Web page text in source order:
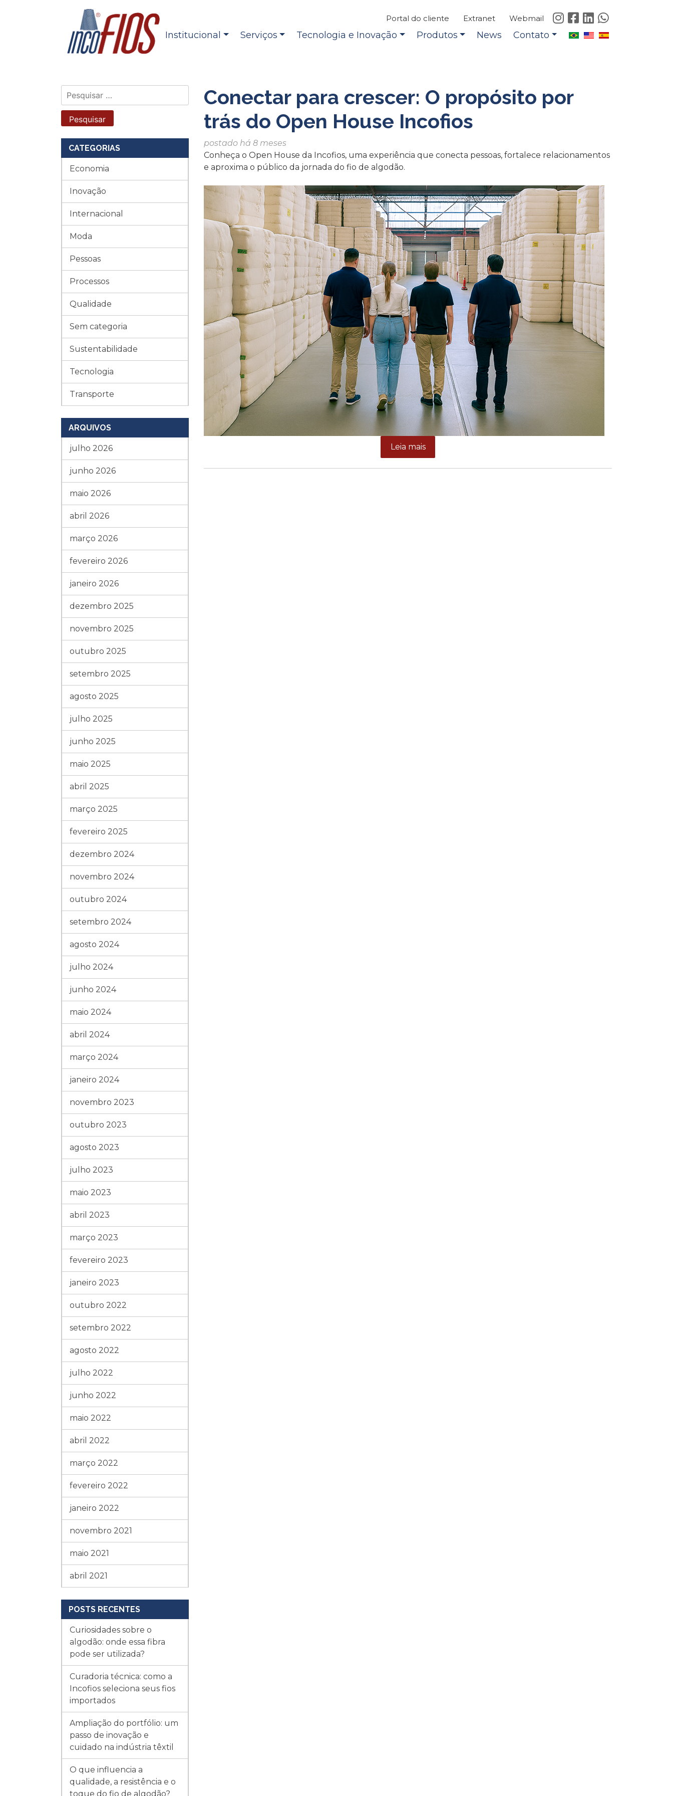
Institucional Serviços Tecnologia e Inovação Produtos News Contato
Portal do cliente Extranet Webmail
Pesquisar
por:
CATEGORIAS
Economia
Inovação
Internacional
Moda
Pessoas
Processos
Qualidade
Sem categoria
Sustentabilidade
Tecnologia
Transporte
ARQUIVOS
julho 2026
junho 2026
maio 2026
abril 2026
março 2026
fevereiro 2026
janeiro 2026
dezembro 2025
novembro 2025
outubro 2025
setembro 2025
agosto 2025
julho 2025
junho 2025
maio 2025
abril 2025
março 2025
fevereiro 2025
dezembro 2024
novembro 2024
outubro 2024
setembro 2024
agosto 2024
julho 2024
junho 2024
maio 2024
abril 2024
março 2024
janeiro 2024
novembro 2023
outubro 2023
agosto 2023
julho 2023
maio 2023
abril 2023
março 2023
fevereiro 2023
janeiro 2023
outubro 2022
setembro 2022
agosto 2022
julho 2022
junho 2022
maio 2022
abril 2022
março 2022
fevereiro 2022
janeiro 2022
novembro 2021
maio 2021
abril 2021
POSTS RECENTES
Curiosidades sobre o
algodão: onde essa fibra
pode ser utilizada?
Curadoria técnica: como a
Incofios seleciona seus fios
importados
Ampliação do portfólio: um
passo de inovação e
cuidado na indústria têxtil
O que influencia a
qualidade, a resistência e o
toque do fio de algodão?
Conectar para crescer: O propósito por
trás do Open House Incofios
postado há 8 meses
Conheça o Open House da Incofios, uma experiência que conecta pessoas, fortalece relacionamentos
e aproxima o público da jornada do fio de algodão.
Leia mais